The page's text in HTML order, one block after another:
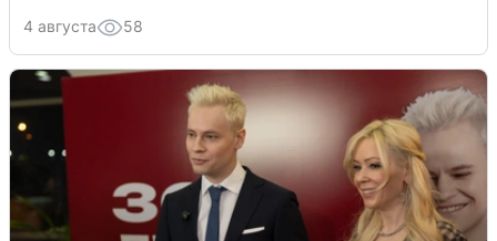
4 августа 58